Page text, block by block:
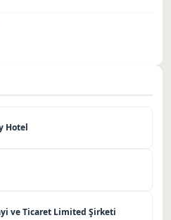
Hotel
ve Ticaret Limited Şirketi